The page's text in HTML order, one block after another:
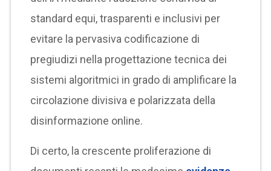
standard equi, trasparenti e inclusivi per
evitare la pervasiva codificazione di
pregiudizi nella progettazione tecnica dei
sistemi algoritmici in grado di amplificare la
circolazione divisiva e polarizzata della
disinformazione online.
Di certo, la crescente proliferazione di